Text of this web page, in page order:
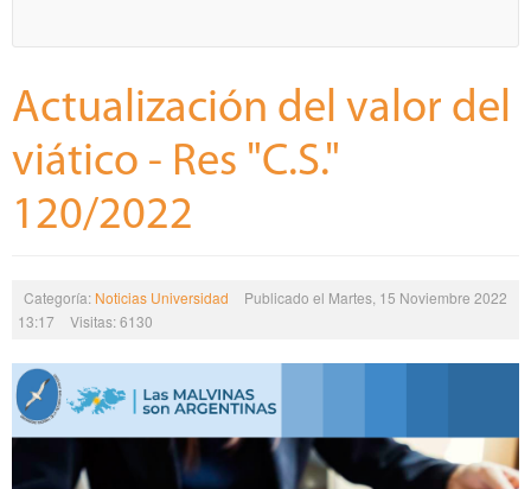
Actualización del valor del
viático - Res "C.S."
120/2022
Categoría: Noticias Universidad
Publicado el Martes, 15 Noviembre 2022
13:17
Visitas: 6130